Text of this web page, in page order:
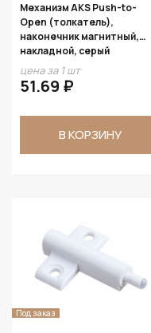
Механизм AKS Push-to-
Open (толкатель),
наконечник магнитный,
накладной, серый
цена за 1 шт
51.69 ₽
В КОРЗИНУ
Под заказ